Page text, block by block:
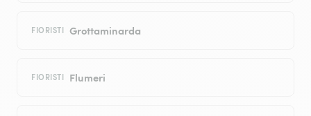
FIORISTI Grottaminarda
FIORISTI Flumeri